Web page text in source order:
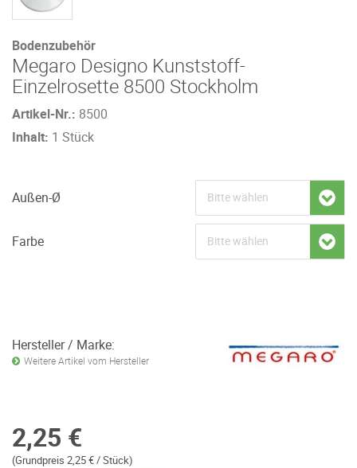
Bodenzubehör
Megaro Designo Kunststoff-
Einzelrosette 8500 Stockholm
Artikel-Nr.: 8500
Inhalt: 1 Stück
Außen-Ø
Farbe
Hersteller / Marke:
Weitere Artikel vom Hersteller
2,25 €
(Grundpreis 2,25 € / Stück)